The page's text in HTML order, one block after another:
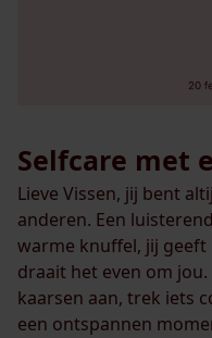
Selfcare met
Lieve Vissen, jij bent
anderen. Een
warme knuffel, jij geeft
draait het even om
kaarsen aan, trek iets
een ontspannen